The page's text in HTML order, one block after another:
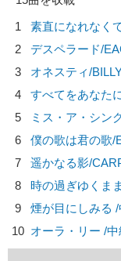
1
素直になれなく
2
デスペラード/
3
オネスティ/
4
すべてをあなた
5
ミス・ア・シン
6
僕の歌は君の歌/
7
遥かなる影/
8
時の過ぎゆくま
9
煙が目にしみる /
10 オーラ・リー /中